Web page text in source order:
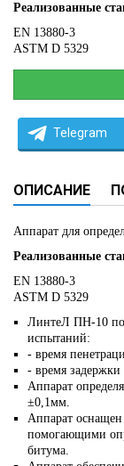
Реализованные
EN 13880-3
ASTM D 5329
Telegram
ОПИСАНИЕ
Аппарат для
Реализованные
EN 13880-3
ASTM D 5329
ЛинтеЛ ПН-10
испытаний:
- время
- время
Аппарат
±0,1мм.
Аппарат
помогающими
битума.